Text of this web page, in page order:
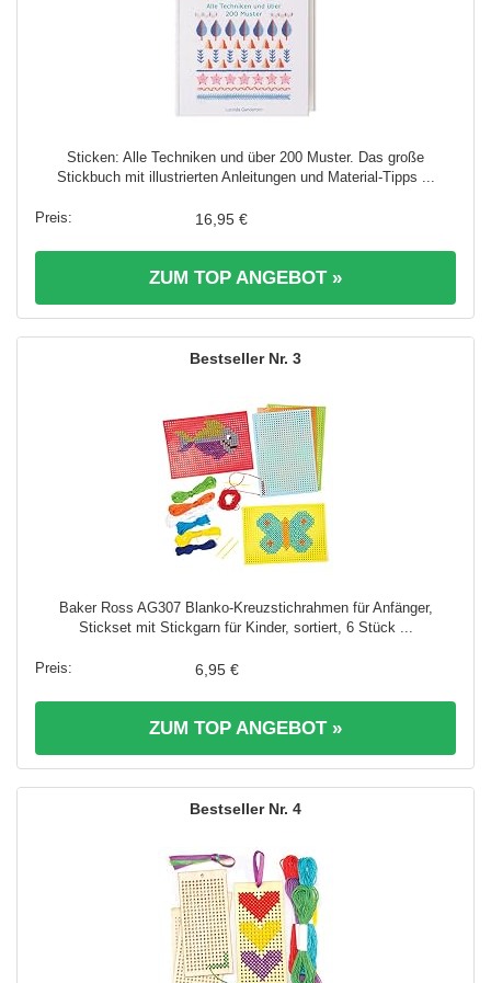
Sticken: Alle Techniken und über 200 Muster. Das große
Stickbuch mit illustrierten Anleitungen und Material-Tipps ...
16,95 €
ZUM TOP ANGEBOT »
3
Baker Ross AG307 Blanko-Kreuzstichrahmen für Anfänger,
Stickset mit Stickgarn für Kinder, sortiert, 6 Stück ...
6,95 €
ZUM TOP ANGEBOT »
4